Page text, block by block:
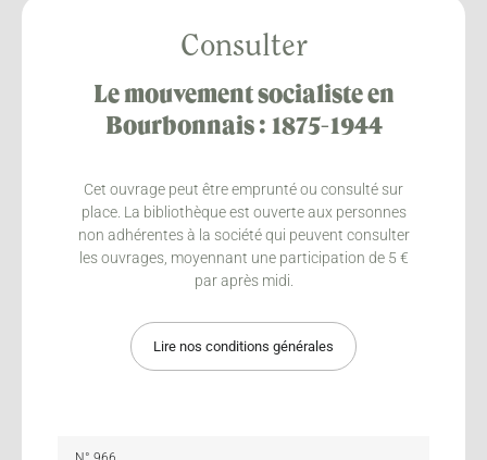
Consulter
Le mouvement socialiste en
Bourbonnais : 1875-1944
Cet ouvrage peut être emprunté ou consulté sur
place. La bibliothèque est ouverte aux personnes
non adhérentes à la société qui peuvent consulter
les ouvrages, moyennant une participation de 5 €
par après midi.
Lire nos conditions générales